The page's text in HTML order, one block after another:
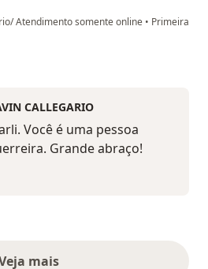
Atendimento somente online • Primeira
Oliveira Santos
CALLEGARIO
Você é uma pessoa
Grande abraço!
mais